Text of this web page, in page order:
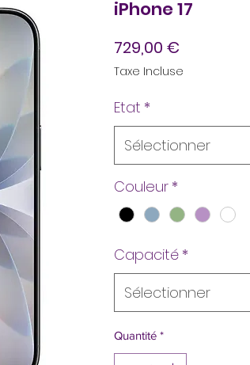
iPhone 17
729,00 €
Taxe Incluse
Etat *
Sélectionner
Couleur *
Capacité *
Sélectionner
Quantité *